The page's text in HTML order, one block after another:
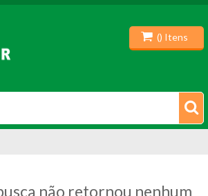
() Itens
não retornou nenhum